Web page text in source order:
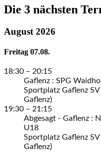
Die 3 nächsten
August 2026
Freitag 07.08.
18:30 – 20:15
Gaflenz : SPG
Sportplatz Gaflenz
Gaflenz)
19:30 – 21:15
Abgesagt - Gaflenz :
U18
Sportplatz Gaflenz
Gaflenz)